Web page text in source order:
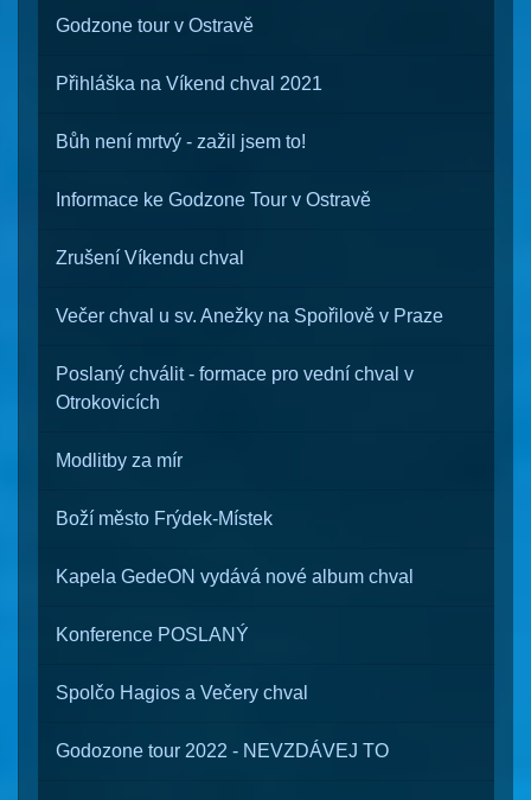
Godzone tour v Ostravě
Přihláška na Víkend chval 2021
Bůh není mrtvý - zažil jsem to!
Informace ke Godzone Tour v Ostravě
Zrušení Víkendu chval
Večer chval u sv. Anežky na Spořilově v Praze
Poslaný chválit - formace pro vední chval v
Otrokovicích
Modlitby za mír
Boží město Frýdek-Místek
Kapela GedeON vydává nové album chval
Konference POSLANÝ
Spolčo Hagios a Večery chval
Godozone tour 2022 - NEVZDÁVEJ TO